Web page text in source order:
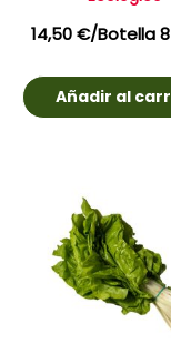
14,50€/Botella
Añadir al